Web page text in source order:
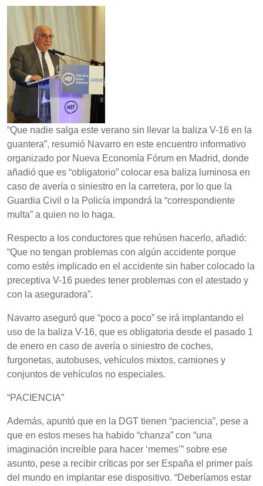
“Que nadie salga este verano sin llevar la baliza V-16 en la
guantera”, resumió Navarro en este encuentro informativo
organizado por Nueva Economía Fórum en Madrid, donde
añadió que es “obligatorio” colocar esa baliza luminosa en
caso de avería o siniestro en la carretera, por lo que la
Guardia Civil o la Policía impondrá la “correspondiente
multa” a quien no lo haga.
Respecto a los conductores que rehúsen hacerlo, añadió:
“Que no tengan problemas con algún accidente porque
como estés implicado en el accidente sin haber colocado la
preceptiva V-16 puedes tener problemas con el atestado y
con la aseguradora”.
Navarro aseguró que “poco a poco” se irá implantando el
uso de la baliza V-16, que es obligatoria desde el pasado 1
de enero en caso de avería o siniestro de coches,
furgonetas, autobuses, vehículos mixtos, camiones y
conjuntos de vehículos no especiales.
“PACIENCIA”
Además, apuntó que en la DGT tienen “paciencia”, pese a
que en estos meses ha habido “chanza” con “una
imaginación increíble para hacer ‘memes’” sobre ese
asunto, pese a recibir críticas por ser España el primer país
del mundo en implantar ese dispositivo. “Deberíamos estar